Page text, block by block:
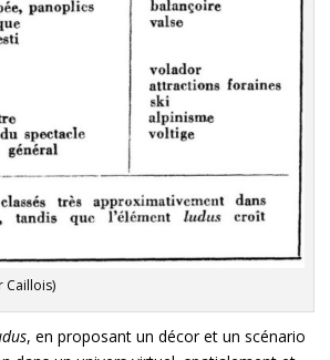
Caillois)
, en proposant un décor et un scénario